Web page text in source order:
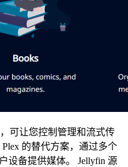
可让您控制管理和流式传
的替代方案，通过多个
设备提供媒体。 Jellyfin 源